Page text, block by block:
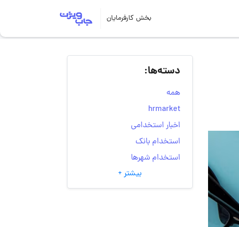
بخش کارفرمایان
دسته‌ها:
همه
hrmarket
اخبار استخدامی
استخدام بانک
استخدام شهرها
انتخاب مسیر شغلی
به‌روزرسانی‌های سایت
بیشتر +